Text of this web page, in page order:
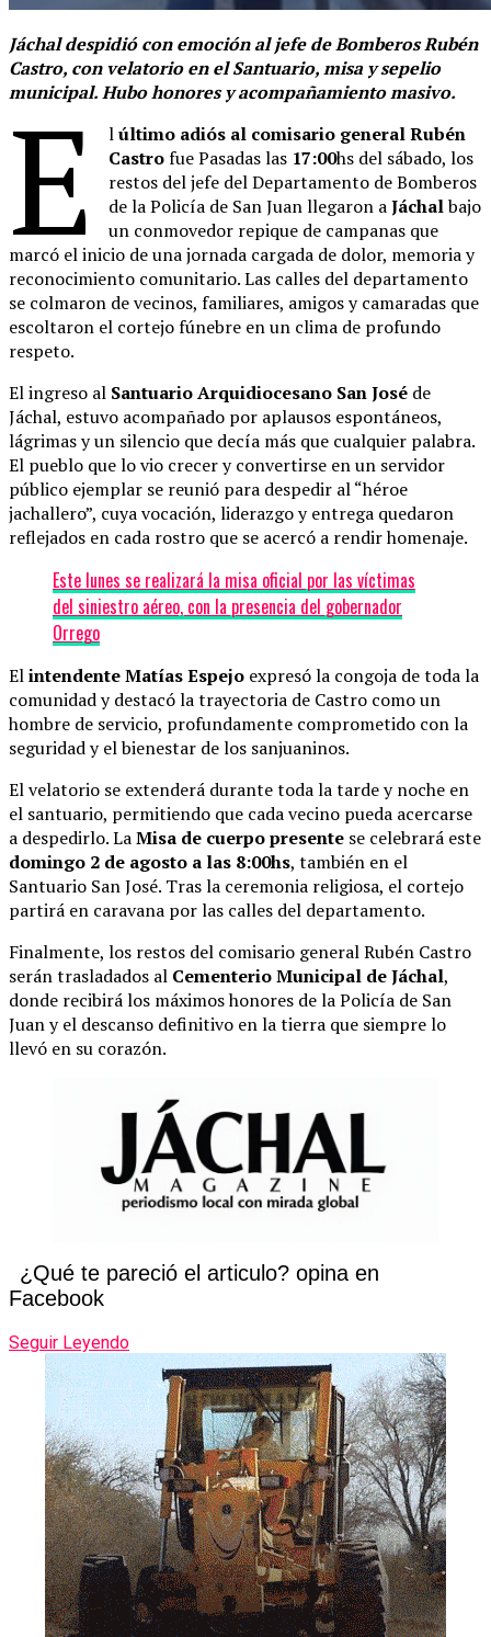
Jáchal despidió con emoción al jefe de Bomberos Rubén
Castro, con velatorio en el Santuario, misa y sepelio
municipal. Hubo honores y acompañamiento masivo.
E lúltimo adiós al comisario general Rubén
Castrofue Pasadas las 17:00hs del sábado, los
restos del jefe del Departamento de Bomberos
de la Policía de San Juan llegaron aJáchalbajo
un conmovedor repique de campanas que
marcó el inicio de una jornada cargada de dolor, memoria y
reconocimiento comunitario. Las calles del departamento
se colmaron de vecinos, familiares, amigos y camaradas que
escoltaron el cortejo fúnebre en un clima de profundo
respeto.
El ingreso al Santuario Arquidiocesano San José de
Jáchal, estuvo acompañado por aplausos espontáneos,
lágrimas y un silencio que decía más que cualquier palabra.
El pueblo que lo vio crecer y convertirse en un servidor
público ejemplar se reunió para despedir al “héroe
jachallero”, cuya vocación, liderazgo y entrega quedaron
reflejados en cada rostro que se acercó a rendir homenaje.
Este lunes se realizará la misa oficial por las víctimas
del siniestro aéreo, con la presencia del gobernador
Orrego
Elintendente Matías Espejo expresó la congoja de toda la
comunidad y destacó la trayectoria de Castro como un
hombre de servicio, profundamente comprometido con la
seguridad y el bienestar de los sanjuaninos.
El velatorio se extenderá durante toda la tarde y noche en
el santuario, permitiendo que cada vecino pueda acercarse
a despedirlo. LaMisa de cuerpo presente se celebrará este
domingo 2 de agosto a las 8:00hs, también en el
Santuario San José. Tras la ceremonia religiosa, el cortejo
partirá en caravana por las calles del departamento.
Finalmente, los restos del comisario general Rubén Castro
serán trasladados al Cementerio Municipal de Jáchal,
donde recibirá los máximos honores de la Policía de San
Juan y el descanso definitivo en la tierra que siempre lo
llevó en su corazón.
¿Qué te pareció el articulo? opina en
Facebook
Seguir Leyendo